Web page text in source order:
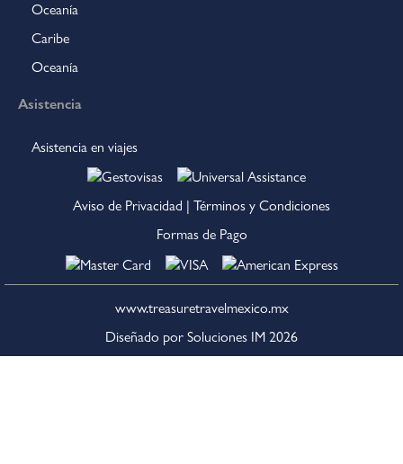
Oceanía
Caribe
Oceanía
Asistencia
Asistencia en viajes
Aviso de Privacidad | Términos y Condiciones
Formas de Pago
www.treasuretravelmexico.mx
Diseñado por Soluciones IM 2026